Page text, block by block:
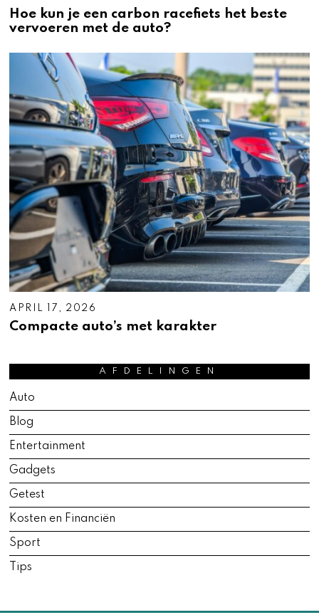
Hoe kun je een carbon racefiets het beste
vervoeren met de auto?
APRIL 17, 2026
P
R
1
7
Compacte auto’s met karakter
AFDELINGEN
Auto
Blog
Entertainment
Gadgets
Getest
Kosten en Financiën
Sport
Tips